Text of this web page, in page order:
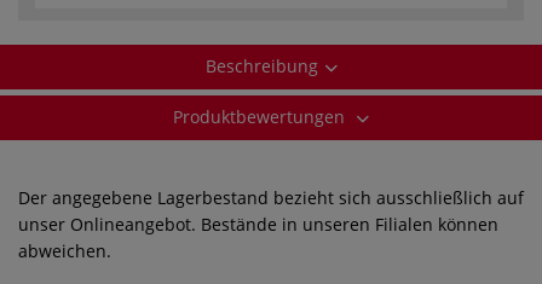
Beschreibung
Produktbewertungen
Der angegebene Lagerbestand bezieht sich ausschließlich auf
unser Onlineangebot. Bestände in unseren Filialen können
abweichen.